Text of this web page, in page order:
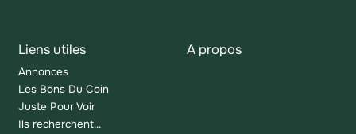
Liens utiles
Annonces
Les Bons Du Coin
Juste Pour Voir
Ils recherchent...
A propos